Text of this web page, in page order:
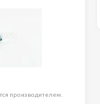
производителем.